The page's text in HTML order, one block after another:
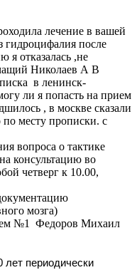
лечение в вашей
гидроцифалия после
я отказалась ,не
Николаев А В
в ленинск-
ли я попасть на прием
, в москве сказали
месту прописки. с
вопроса о тактике
консультацию во
четверг к 10.00,
мозга)
№1 Федоров Михаил
лет периодически